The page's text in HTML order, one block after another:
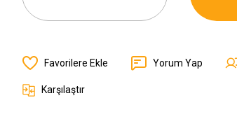
Yorum Yap
Karşılaştır